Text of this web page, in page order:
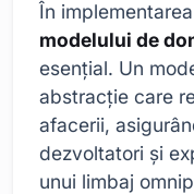
În
modelului de
esențial. Un
abstracție care
afacerii,
dezvoltatori și
unui limbaj